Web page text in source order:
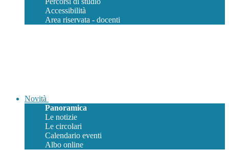
Accessibilità
Area riservata - docenti
Novità
Panoramica
Le notizie
Le circolari
Calendario eventi
Albo online